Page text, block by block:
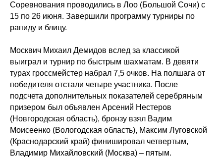
Соревнования проводились в Лоо (Большой Сочи) с
15 по 26 июня. Завершили программу турниры по
рапиду и блицу.
Москвич Михаил Демидов вслед за классикой
выиграл и турнир по быстрым шахматам. В девяти
турах гроссмейстер набрал 7,5 очков. На полшага от
победителя отстали четыре участника. После
подсчета дополнительных показателей серебряным
призером был объявлен Арсений Нестеров
(Новгородская область), бронзу взял Вадим
Моисеенко (Вологодская область), Максим Луговской
(Краснодарский край) финишировал четвертым,
Владимир Михайловский (Москва) – пятым.